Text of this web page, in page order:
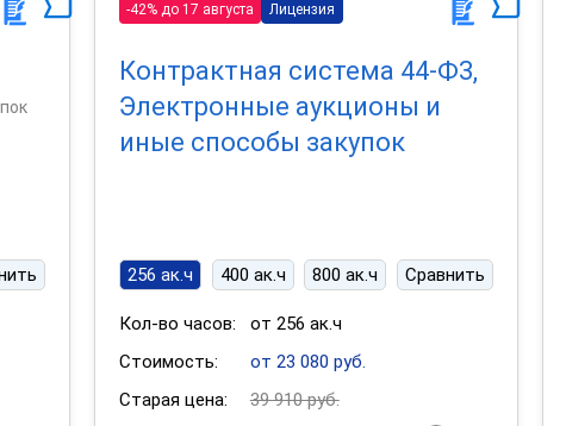
-42% до 17 августа Лицензия
Контрактная система 44-Ф3,
Электронные аукционы и
иные способы закупок
256 ак.ч 400 ак.ч 800 ак.ч Сравнить
Кол-во часов:
от 256 ак.ч
Стоимость:
от 23 080 руб.
Старая цена:
39 910 руб.